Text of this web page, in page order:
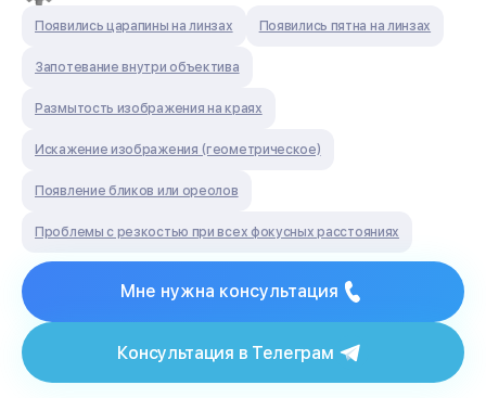
Появились царапины на линзах Появились пятна на линзах
Запотевание внутри объектива
Размытость изображения на краях
Искажение изображения (геометрическое)
Появление бликов или ореолов
Проблемы с резкостью при всех фокусных расстояниях
Мне нужна консультация
Консультация в Телеграм